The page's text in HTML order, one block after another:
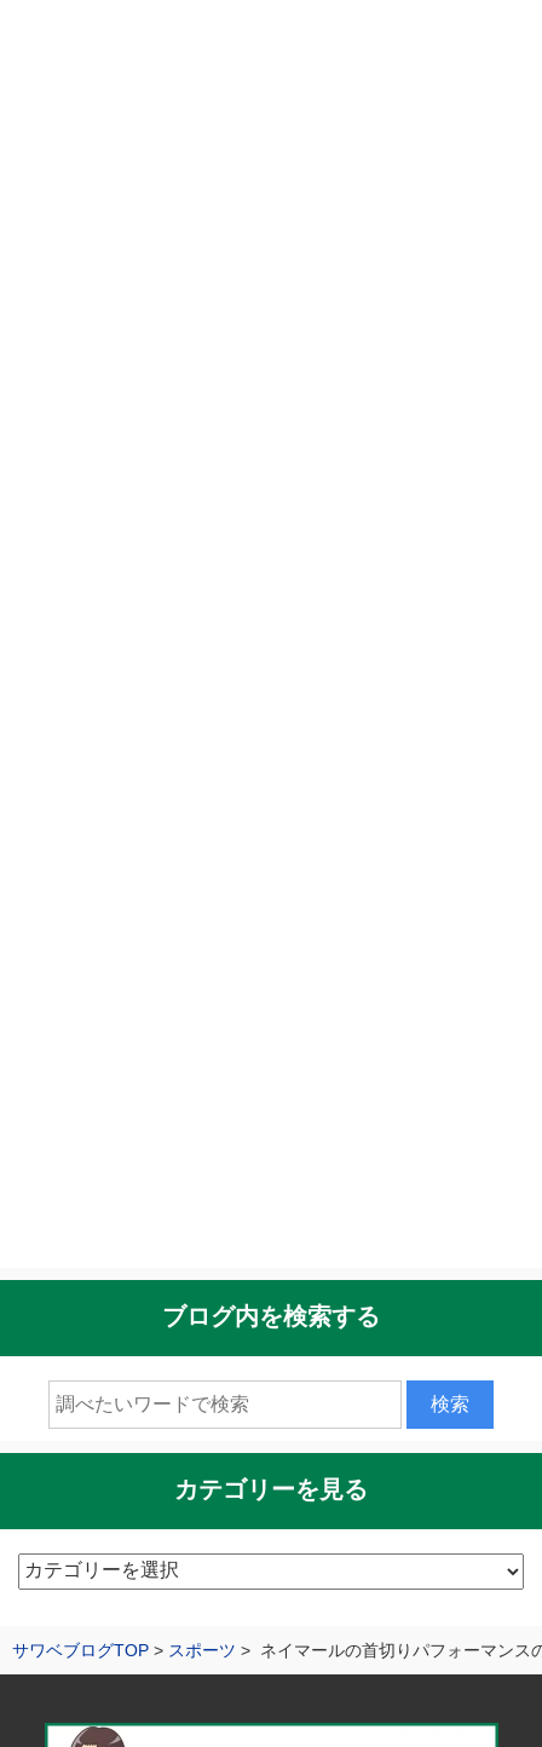
サワベブログTOP スポーツ ネイマールの首切りパフォーマンス
ブログ内を検索する
カテゴリーを見る
カ
リ